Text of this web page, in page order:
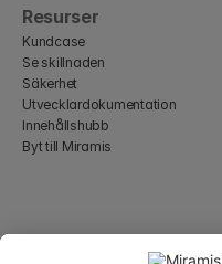
Resurser
Kundcase
Se skillnaden
Säkerhet
Utvecklardokumentation
Innehållshubb
Byt till Miramis